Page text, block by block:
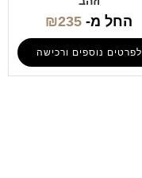
החל מ- ₪235
לפרטים נוספים ורכישה